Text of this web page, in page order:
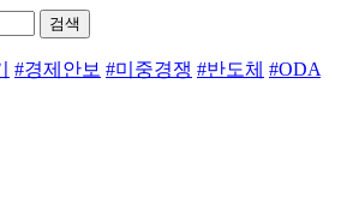
검색
#경제안보 #미중경쟁 #반도체 #ODA